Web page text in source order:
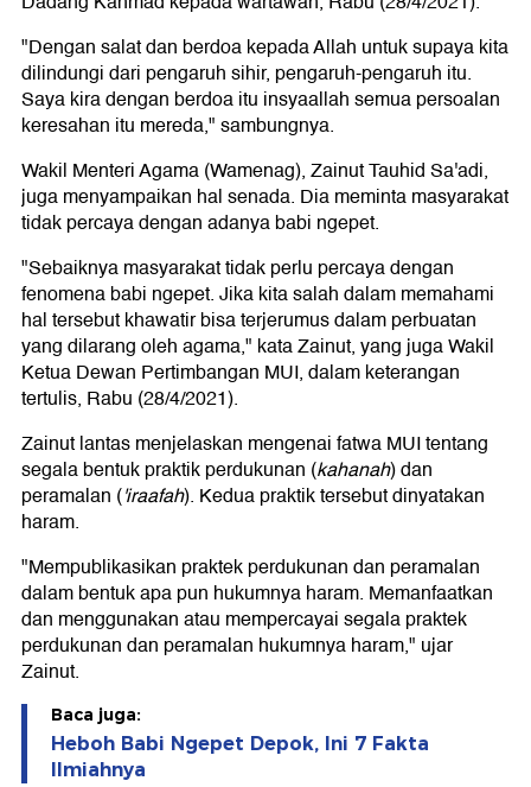
"Dengan salat dan berdoa kepada Allah untuk supaya kita
dilindungi dari pengaruh sihir, pengaruh-pengaruh itu.
Saya kira dengan berdoa itu insyaallah semua persoalan
keresahan itu mereda," sambungnya.
Wakil Menteri Agama (Wamenag), Zainut Tauhid Sa'adi,
juga menyampaikan hal senada. Dia meminta masyarakat
tidak percaya dengan adanya babi ngepet.
"Sebaiknya masyarakat tidak perlu percaya dengan
fenomena babi ngepet. Jika kita salah dalam memahami
hal tersebut khawatir bisa terjerumus dalam perbuatan
yang dilarang oleh agama," kata Zainut, yang juga Wakil
Ketua Dewan Pertimbangan MUI, dalam keterangan
tertulis, Rabu (28/4/2021).
Zainut lantas menjelaskan mengenai fatwa MUI tentang
segala bentuk praktik perdukunan (kahanah) dan
peramalan ('iraafah). Kedua praktik tersebut dinyatakan
haram.
"Mempublikasikan praktek perdukunan dan peramalan
dalam bentuk apa pun hukumnya haram. Memanfaatkan
dan menggunakan atau mempercayai segala praktek
perdukunan dan peramalan hukumnya haram," ujar
Zainut.
Baca juga:
Heboh Babi Ngepet Depok, Ini 7 Fakta
Ilmiahnya